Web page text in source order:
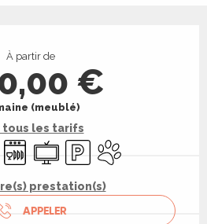
À partir de
€
(meublé)
tous les tarifs
Lave vaisselle
Télévision
ParkingAnimaux acceptés
prestation(s)
APPELER